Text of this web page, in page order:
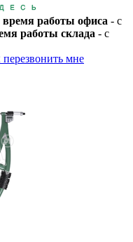
время работы офиса - с
работы склада - с
перезвонить мне